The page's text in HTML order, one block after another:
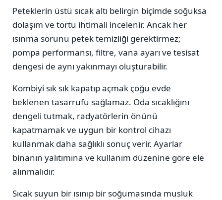
Peteklerin üstü sıcak altı belirgin biçimde soğuksa
dolaşım ve tortu ihtimali incelenir. Ancak her
ısınma sorunu petek temizliği gerektirmez;
pompa performansı, filtre, vana ayarı ve tesisat
dengesi de aynı yakınmayı oluşturabilir.
Kombiyi sık sık kapatıp açmak çoğu evde
beklenen tasarrufu sağlamaz. Oda sıcaklığını
dengeli tutmak, radyatörlerin önünü
kapatmamak ve uygun bir kontrol cihazı
kullanmak daha sağlıklı sonuç verir. Ayarlar
binanın yalıtımına ve kullanım düzenine göre ele
alınmalıdır.
Sıcak suyun bir ısınıp bir soğumasında musluk